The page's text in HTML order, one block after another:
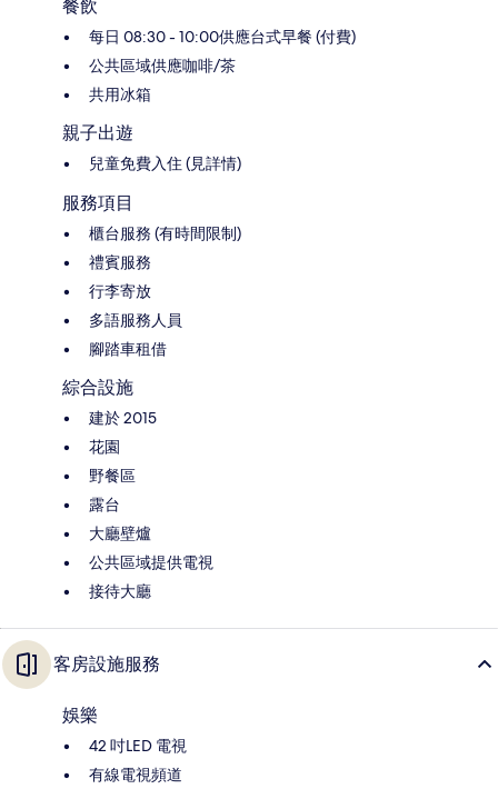
餐飲
每日 08:30 - 10:00供應台式早餐 (付費)
公共區域供應咖啡/茶
共用冰箱
親子出遊
兒童免費入住 (見詳情)
服務項目
櫃台服務 (有時間限制)
禮賓服務
行李寄放
多語服務人員
腳踏車租借
綜合設施
建於 2015
花園
野餐區
露台
大廳壁爐
公共區域提供電視
接待大廳
客房設施服務
娛樂
42 吋LED 電視
有線電視頻道